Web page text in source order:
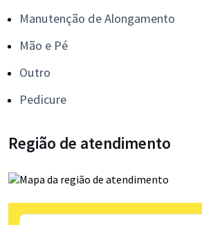
Manutenção de Alongamento
Mão e Pé
Outro
Pedicure
Região de atendimento